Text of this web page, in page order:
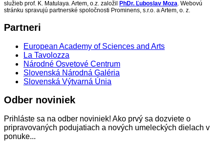
služieb prof. K. Matulaya. Artem, o.z. založil PhDr. Ľuboslav Moza . Webovú
stránku spravujú partnerské spoločnosti Prominens, s.r.o. a Artem, o. z.
Partneri
European Academy of Sciences and Arts
La Tavolozza
Národné Osvetové Centrum
Slovenská Národná Galéria
Slovenská Výtvarná Únia
Odber noviniek
Prihláste sa na odber noviniek! Ako prvý sa dozviete o
pripravovaných podujatiach a nových umeleckých dielach v
ponuke...